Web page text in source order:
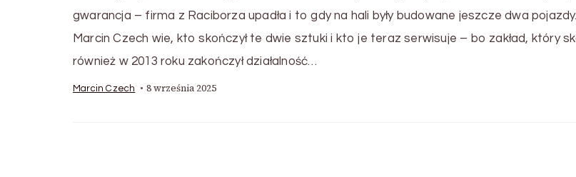
gwarancja – firma z Raciborza upadła i to gdy na hali były budowane jeszcze dwa
Marcin Czech wie, kto skończył te dwie sztuki i kto je teraz serwisuje – bo zakład, który
również w 2013 roku zakończył działalność…
Marcin Czech 8 września 2025